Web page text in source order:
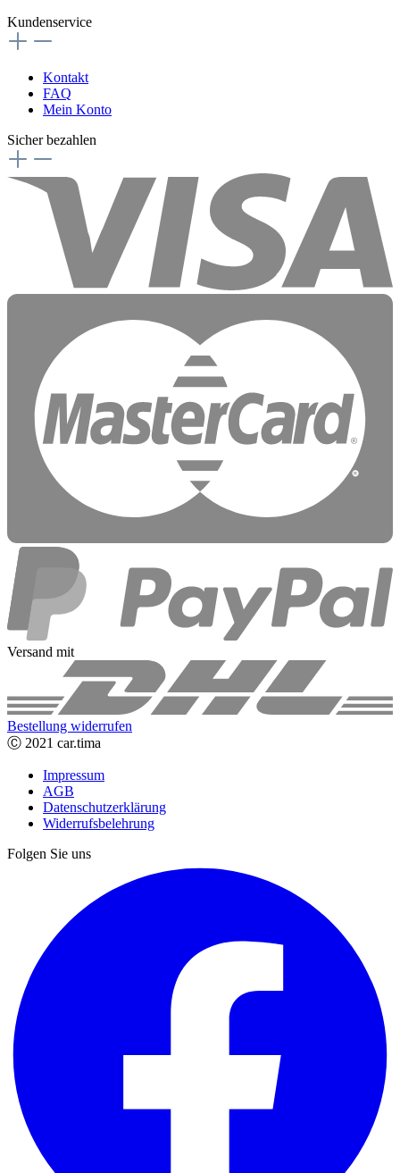
Kundenservice
Kontakt
FAQ
Mein Konto
Sicher bezahlen
Versand mit
Bestellung widerrufen
Ⓒ 2021 car.tima
Impressum
AGB
Datenschutzerklärung
Widerrufsbelehrung
Folgen Sie uns